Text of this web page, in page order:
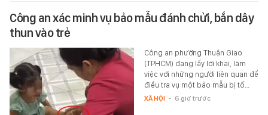
Công an xác minh vụ bảo mẫu đánh chửi, bắn dây
thun vào trẻ
Công an phường Thuận Giao
(TPHCM) đang lấy lời khai, làm
việc với những người liên quan để
điều tra vụ một bảo mẫu bị tố…
XÃ HỘI - 6 giờ trước